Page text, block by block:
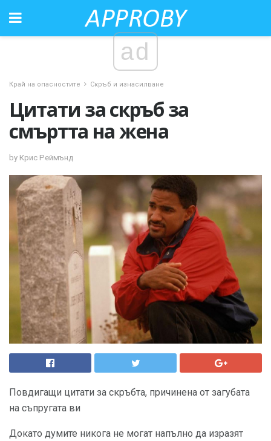
ad
Край на опасностите Скръб и изнасилване
Цитати за скръб за
смъртта на жена
by Крис Реймънд
Повдигащи цитати за скръбта, причинена от загубата
на съпругата ви
Докато думите никога не могат напълно да изразят